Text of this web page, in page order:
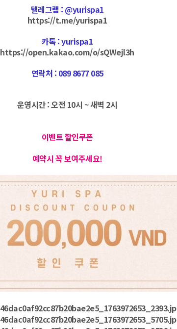
텔레그램 : @yurispa1
https://t.me/yurispa1
카톡 : yurispa1
https://open.kakao.com/o/sQWejl3h
연락처 : 089 8677 085
운영시간 : 오전 10시 ~ 새벽 2시
이벤트 할인쿠폰
예약시 꼭 보여주세요!